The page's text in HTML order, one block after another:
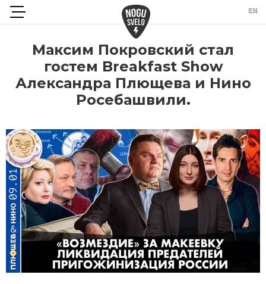
Максим Покровский стал
гостем Breakfast Show
Александра Плющева и Нино
Росебашвили.